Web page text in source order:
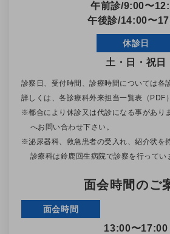
午前診/9:00〜
午後診/14:00〜
休診日
土・日・祝日
診察日、受付時間、診療時間については各
詳しくは、各診療科外来担当一覧表（PDF
※都合により休診又は代診になる事があり
へお問い合わせ下さい。
※泌尿器科、救急患者の受入れ、紹介状を
診療科は鈴鹿回生病院で診察を行ってい
面会時間のご
面会時間
13:00〜17:00